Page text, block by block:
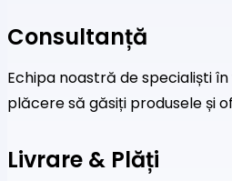
Consultanță
Echipa noastră de specialiști
plăcere să găsiți produsele și
Livrare & Plăți